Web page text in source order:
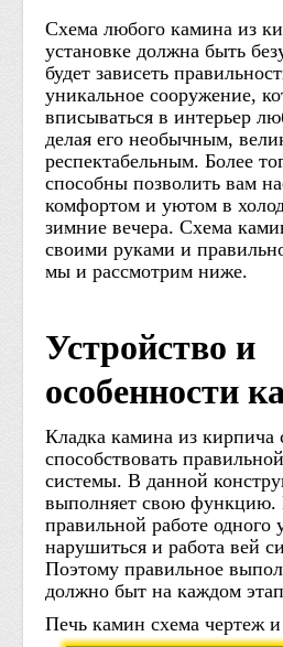
Схема любого камина из
установке должна быть
будет зависеть
уникальное сооружение,
вписываться в интерьер
делая его необычным,
респектабельным. Более
способны позволить вам
комфортом и уютом в
зимние вечера. Схема
своими руками и
мы и рассмотрим ниже.
Устройство и
особенности
Кладка камина из
способствовать
системы. В данной
выполняет свою функцию.
правильной работе одного
нарушиться и работа вей
Поэтому правильное
должно быт на каждом
Печь камин схема чертеж